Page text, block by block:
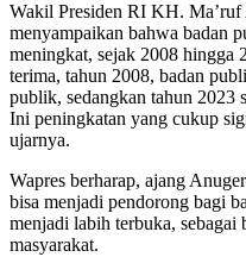
Wakil Presiden RI KH. Ma’ruf
menyampaikan bahwa badan
meningkat, sejak 2008 hingga
terima, tahun 2008, badan
publik, sedangkan tahun 2023
Ini peningkatan yang cukup
ujarnya.
Wapres berharap, ajang
bisa menjadi pendorong bagi
menjadi labih terbuka, sebagai
masyarakat.